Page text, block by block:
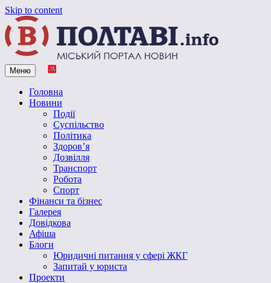
Skip to content
Vpoltave.info
Полтавський портал новин
Меню
Головна
Новини
Події
Суспільство
Політика
Здоров’я
Дозвілля
Транспорт
Робота
Спорт
Фінанси та бізнес
Галерея
Довідкова
Афіша
Блоги
Юридичні питання у сфері ЖКГ
Запитай у юриста
Проекти